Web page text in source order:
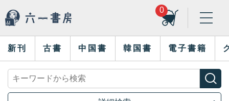
0
新刊 古書 中国書 韓国書 電子書籍